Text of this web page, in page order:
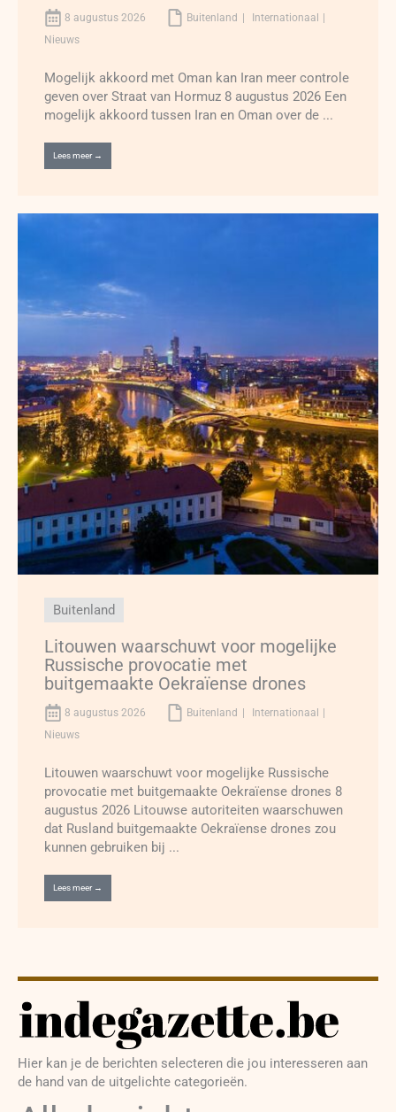
8 augustus 2026 Buitenland
Internationaal
Nieuws
Mogelijk akkoord met Oman kan Iran meer controle
geven over Straat van Hormuz 8 augustus 2026 Een
mogelijk akkoord tussen Iran en Oman over de ...
Lees meer →
Buitenland
Litouwen waarschuwt voor mogelijke
Russische provocatie met
buitgemaakte Oekraïense drones
8 augustus 2026 Buitenland
Internationaal
Nieuws
Litouwen waarschuwt voor mogelijke Russische
provocatie met buitgemaakte Oekraïense drones 8
augustus 2026 Litouwse autoriteiten waarschuwen
dat Rusland buitgemaakte Oekraïense drones zou
kunnen gebruiken bij ...
Lees meer →
Hier kan je de berichten selecteren die jou interesseren aan
de hand van de uitgelichte categorieën.